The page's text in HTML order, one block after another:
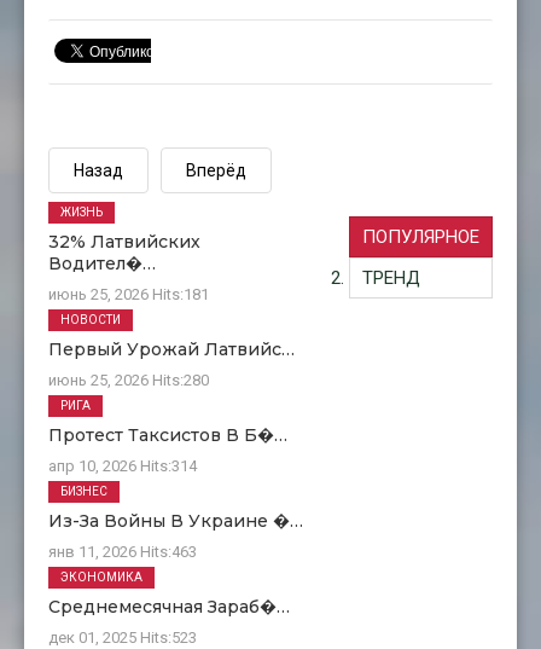
Назад Вперёд
ПОПУЛЯРНОЕ
ТРЕНД
32% Латвийских
Водител�…
июнь 25, 2026 Hits:181
ЖИЗНЬ
Первый Урожай Латвийс…
июнь 25, 2026 Hits:280
НОВОСТИ
Протест Таксистов В Б�…
апр 10, 2026 Hits:314
РИГА
Из-За Войны В Украине �…
янв 11, 2026 Hits:463
БИЗНЕС
Среднемесячная Зараб�…
дек 01, 2025 Hits:523
ЭКОНОМИКА